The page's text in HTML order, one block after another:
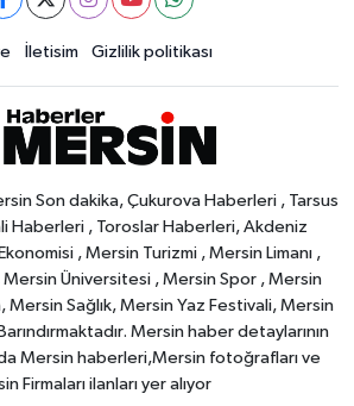
İletisim Gizlilik politikası
Son dakika, Çukurova Haberleri , Tarsus
Haberleri , Toroslar Haberleri, Akdeniz
, Mersin Turizmi , Mersin Limanı ,
Üniversitesi , Mersin Spor , Mersin
Mersin Sağlık, Mersin Yaz Festivali, Mersin
Mersin haber detaylarının
Mersin haberleri,Mersin fotoğrafları ve
Firmaları ilanları yer alıyor